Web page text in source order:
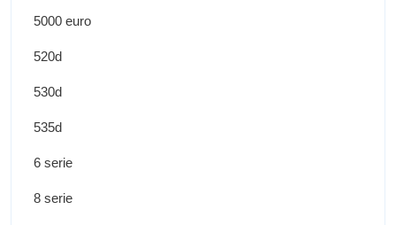
5000 euro
520d
530d
535d
6 serie
8 serie